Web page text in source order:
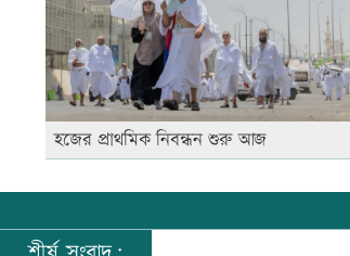
হজের প্রাথমিক নিবন্ধন শুরু আজ